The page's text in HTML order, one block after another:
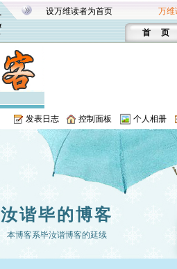
设万维读者为首页 万维
首 页
发表日志 控制面板 个人相册
汝谐毕的博客
本博客系毕汝谐博客的延续